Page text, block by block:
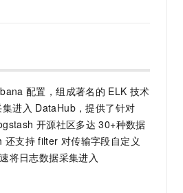
配置，组成著名的 ELK 技术
进入 DataHub，提供了针对
开源社区多达 30+种数据
还支持 filter 对传输字段自定义
将日志数据采集进入